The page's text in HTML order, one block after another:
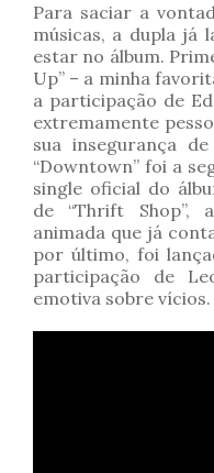
Para saciar a
músicas, a dupla já
estar no álbum.
Up” – a minha
a participação de
extremamente
sua insegurança
“Downtown” foi a
single oficial do
de “Thrift Shop”,
animada que já
por último, foi
participação de
emotiva sobre vícios.